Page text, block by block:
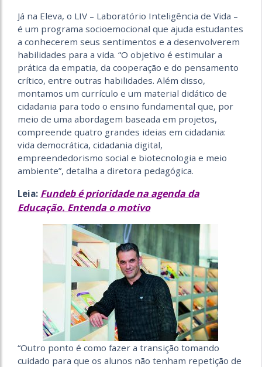
Já na Eleva, o LIV – Laboratório Inteligência de Vida –
é um programa socioemocional que ajuda estudantes
a conhecerem seus sentimentos e a desenvolverem
habilidades para a vida. “O objetivo é estimular a
prática da empatia, da cooperação e do pensamento
crítico, entre outras habilidades. Além disso,
montamos um currículo e um material didático de
cidadania para todo o ensino fundamental que, por
meio de uma abordagem baseada em projetos,
compreende quatro grandes ideias em cidadania:
vida democrática, cidadania digital,
empreendedorismo social e biotecnologia e meio
ambiente”, detalha a diretora pedagógica.
Leia: Fundeb é prioridade na agenda da
Educação. Entenda o motivo
“Outro ponto é como fazer a transição tomando
cuidado para que os alunos não tenham repetição de